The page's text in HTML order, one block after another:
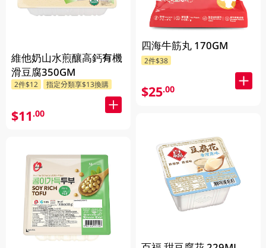
維他奶山水煎釀高鈣有機
滑豆腐350GM
2件$12 指定分類享$13換購
$11.00
四海牛筋丸 170GM
2件$38
$25.00